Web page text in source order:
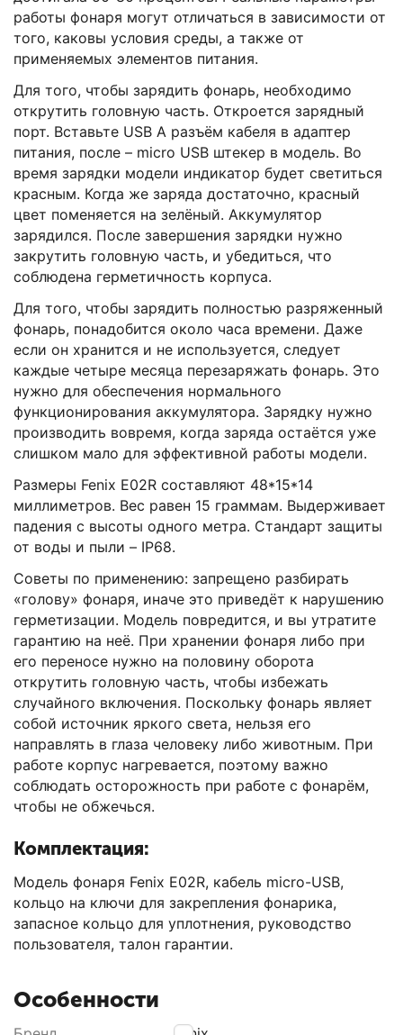
работы фонаря могут отличаться в зависимости от
того, каковы условия среды, а также от
применяемых элементов питания.
Для того, чтобы зарядить фонарь, необходимо
открутить головную часть. Откроется зарядный
порт. Вставьте USB A разъём кабеля в адаптер
питания, после – micro USB штекер в модель. Во
время зарядки модели индикатор будет светиться
красным. Когда же заряда достаточно, красный
цвет поменяется на зелёный. Аккумулятор
зарядился. После завершения зарядки нужно
закрутить головную часть, и убедиться, что
соблюдена герметичность корпуса.
Для того, чтобы зарядить полностью разряженный
фонарь, понадобится около часа времени. Даже
если он хранится и не используется, следует
каждые четыре месяца перезаряжать фонарь. Это
нужно для обеспечения нормального
функционирования аккумулятора. Зарядку нужно
производить вовремя, когда заряда остаётся уже
слишком мало для эффективной работы модели.
Размеры Fenix E02R составляют 48*15*14
миллиметров. Вес равен 15 граммам. Выдерживает
падения с высоты одного метра. Стандарт защиты
от воды и пыли – IP68.
Советы по применению: запрещено разбирать
«голову» фонаря, иначе это приведёт к нарушению
герметизации. Модель повредится, и вы утратите
гарантию на неё. При хранении фонаря либо при
его переносе нужно на половину оборота
открутить головную часть, чтобы избежать
случайного включения. Поскольку фонарь являет
собой источник яркого света, нельзя его
направлять в глаза человеку либо животным. При
работе корпус нагревается, поэтому важно
соблюдать осторожность при работе с фонарём,
чтобы не обжечься.
Комплектация:
Модель фонаря Fenix E02R, кабель micro-USB,
кольцо на ключи для закрепления фонарика,
запасное кольцо для уплотнения, руководство
пользователя, талон гарантии.
Особенности